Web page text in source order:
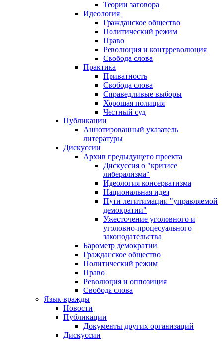
Теории заговора
Идеология
Гражданское общество
Политический режим
Право
Революция и контрреволюция
Свобода слова
Практика
Приватность
Свобода слова
Справедливые выборы
Хорошая полиция
Честный суд
Публикации
Аннотированный указатель
литературы
Дискуссии
Архив предыдущего проекта
Дискуссия о "кризисе
либерализма"
Идеология консерватизма
Национальная идея
Пути легитимации "управляемой
демократии"
Ужесточение уголовного и
уголовно-процесуального
законодательства
Барометр демократии
Гражданское общество
Политический режим
Право
Революция и оппозиция
Свобода слова
Язык вражды
Новости
Публикации
Документы других организаций
Дискуссии